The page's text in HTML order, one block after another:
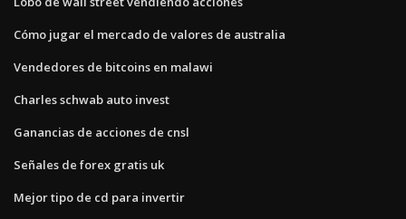
Cómo jugar el mercado de valores de australia
Vendedores de bitcoins en malawi
Charles schwab auto invest
Ganancias de acciones de cnsl
Señales de forex gratis uk
Mejor tipo de cd para invertir